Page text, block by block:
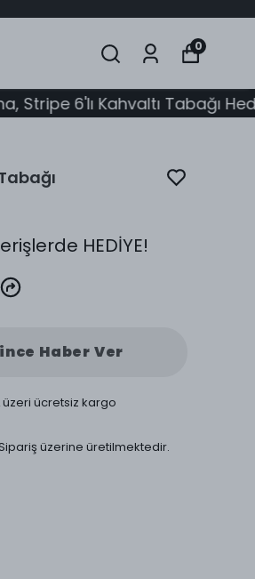
0
Kahvaltı Tabağı Hediye!
HEDİYE!
Haber Ver
üzeri ücretsiz kargo
Sipariş üzerine üretilmektedir.